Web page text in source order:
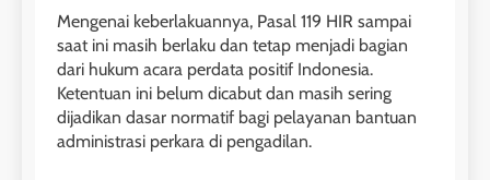
Mengenai keberlakuannya, Pasal 119 HIR sampai
saat ini masih berlaku dan tetap menjadi bagian
dari hukum acara perdata positif Indonesia.
Ketentuan ini belum dicabut dan masih sering
dijadikan dasar normatif bagi pelayanan bantuan
administrasi perkara di pengadilan.